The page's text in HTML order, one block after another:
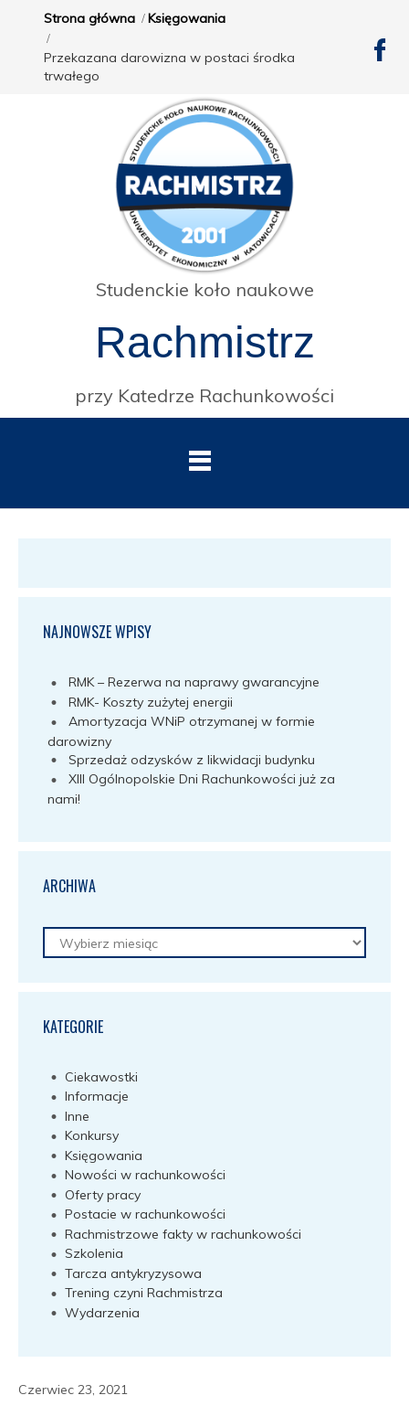
Strona główna Księgowania
Przekazana darowizna w postaci środka
trwałego
Studenckie koło naukowe
Rachmistrz
przy Katedrze Rachunkowości
NAJNOWSZE WPISY
RMK – Rezerwa na naprawy gwarancyjne
RMK- Koszty zużytej energii
Amortyzacja WNiP otrzymanej w formie
darowizny
Sprzedaż odzysków z likwidacji budynku
XIII Ogólnopolskie Dni Rachunkowości już za
nami!
ARCHIWA
Archiwa
KATEGORIE
Ciekawostki
Informacje
Inne
Konkursy
Księgowania
Nowości w rachunkowości
Oferty pracy
Postacie w rachunkowości
Rachmistrzowe fakty w rachunkowości
Szkolenia
Tarcza antykryzysowa
Trening czyni Rachmistrza
Wydarzenia
Czerwiec 23, 2021